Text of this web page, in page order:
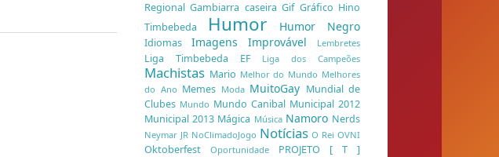
RegionalGambiarra caseiraGif Gráfico Hino
Timbebeda
Humor Humor Negro
Idiomas Imagens Improvável Lembretes
Liga Timbebeda EF Liga dos Campeões
Machistas Mario Melhor do Mundo Melhores
do Ano Memes Moda MuitoGay Mundial de
Clubes Mundo Mundo Canibal Municipal 2012
Municipal 2013 Mágica Música Namoro Nerds
Neymar JR NoClimadoJogo NotíciasO ReiOVNI
Oktoberfest Oportunidade PROJETO [ T ]